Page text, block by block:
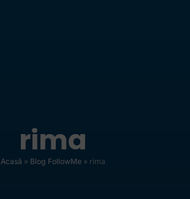
rima
Acasă » Blog FollowMe» rima